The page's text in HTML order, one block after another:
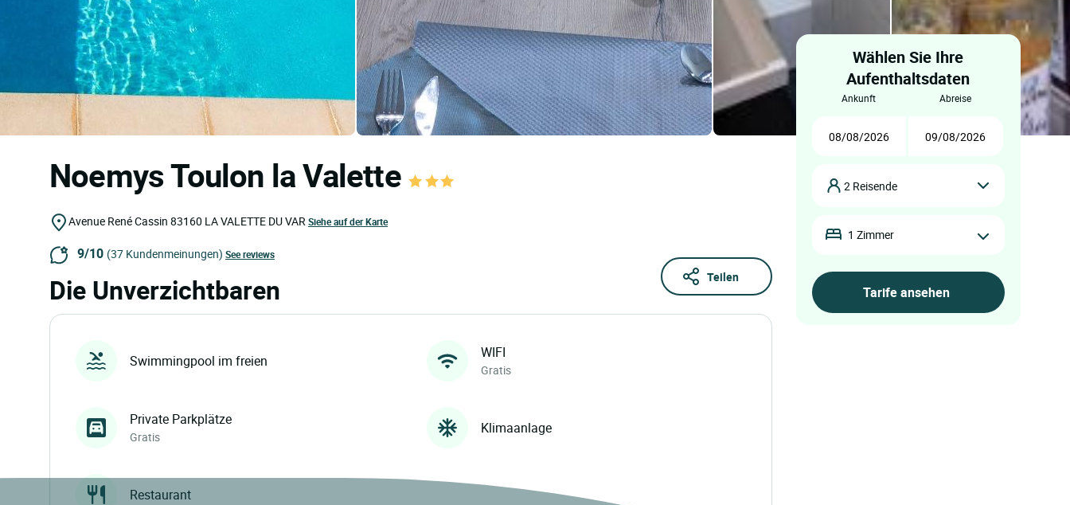
Noemys Toulon la Valette
Avenue René Cassin 83160 LA VALETTE DU VARSiehe auf der Karte
9/10 (37 Kundenmeinungen) See reviews
Teilen
Die Unverzichtbaren
Swimmingpool im freien WIFI
Gratis
Private Parkplätze
Gratis
Klimaanlage
Restaurant
Wählen Sie Ihre
Aufenthaltsdaten
ankunft abreise
2 Reisende
1 Zimmer